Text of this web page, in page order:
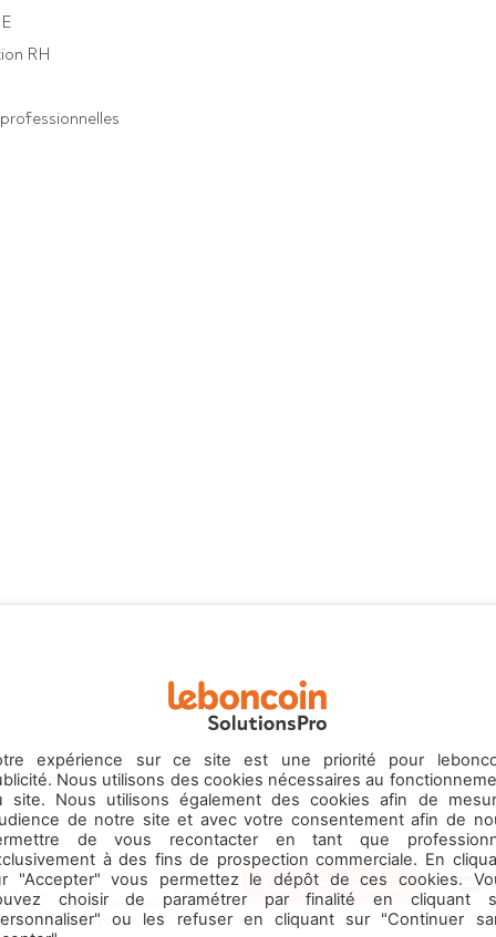
Commerces
& Services
Emploi
Contactez-nous
Menu
RH
expérience sur ce site est une priorité pour
Nous utilisons des cookies nécessaires au
site. Nous utilisons également des cookies afin de
de notre site et avec votre consentement afin de
de vous recontacter en tant que
à des fins de prospection commerciale. En
"Accepter" vous permettez le dépôt de ces cookies.
choisir de paramétrer par finalité en cliquant
ou les refuser en cliquant sur "Continuer